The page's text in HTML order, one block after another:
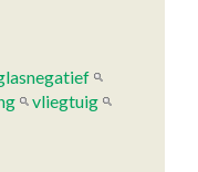
vliegtuig